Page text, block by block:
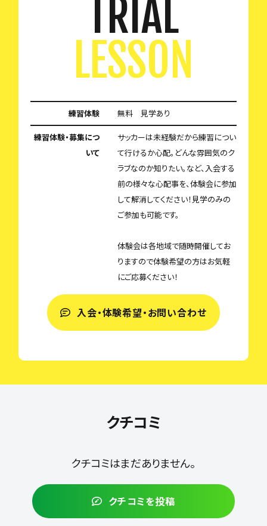
TRIAL
LESSON
練習体験 無料 見学あり
練習体験・募集につ
いて
サッカーは未経験だから練習につい
て行けるか心配。どんな雰囲気のク
ラブなのか知りたい。など、入会する
前の様々な心配事を、体験会に参加
して解消してください！見学のみの
ご参加も可能です。
体験会は各地域で随時開催してお
りますので体験希望の方はお気軽
にご応募ください！
入会・体験希望・お問い合わせ
クチコミ
クチコミはまだありません。
クチコミを投稿